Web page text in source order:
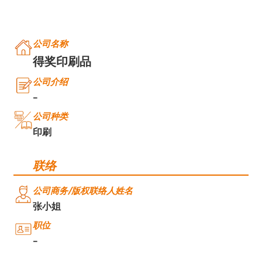
公司名称
得奖印刷品
公司介绍
-
公司种类
印刷
联络
公司商务/版权联络人姓名
张小姐
职位
-